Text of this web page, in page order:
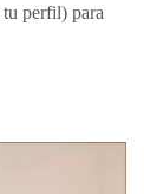
perfil) para